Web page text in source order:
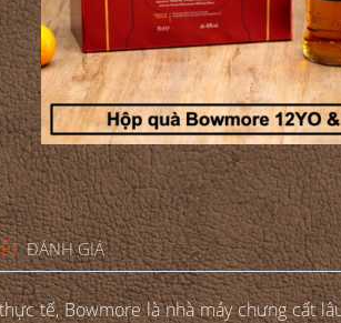
ĐÁNH GIÁ
tế, Bowmore là nhà máy chưng cất